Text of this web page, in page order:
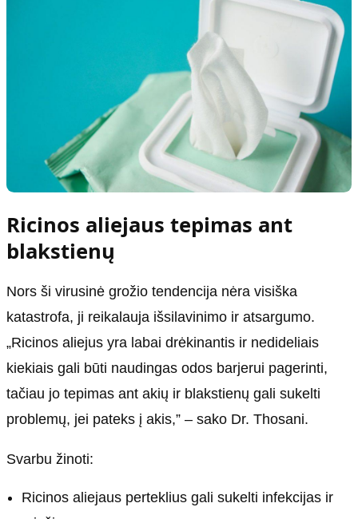
Ricinos aliejaus tepimas ant
blakstienų
Nors ši virusinė grožio tendencija nėra visiška
katastrofa, ji reikalauja išsilavinimo ir atsargumo.
„Ricinos aliejus yra labai drėkinantis ir nedideliais
kiekiais gali būti naudingas odos barjerui pagerinti,
tačiau jo tepimas ant akių ir blakstienų gali sukelti
problemų, jei pateks į akis,” – sako Dr. Thosani.
Svarbu žinoti:
Ricinos aliejaus perteklius gali sukelti infekcijas ir